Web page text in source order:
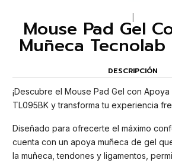
Mouse Pad Gel
Muñeca Tecnolab
DESCRIPCIÓN
¡Descubre el Mouse Pad Gel con
TL095BK y transforma tu experiencia
Diseñado para ofrecerte el máximo
cuenta con un apoya muñeca de gel
la muñeca, tendones y ligamentos,